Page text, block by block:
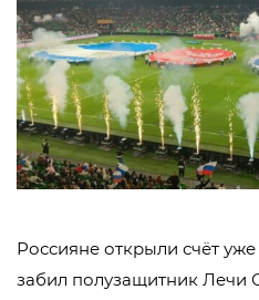
Россияне открыли счёт
забил полузащитник Лечи